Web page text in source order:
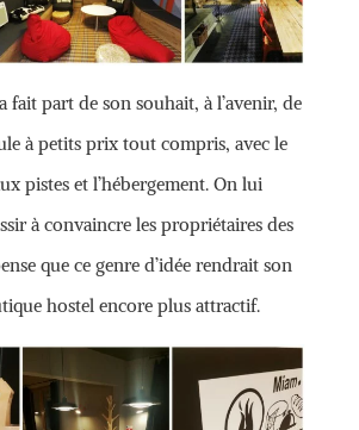
fait part de son souhait, à l’avenir, de
à petits prix tout compris, avec le
pistes et l’hébergement. On lui
à convaincre les propriétaires des
que ce genre d’idée rendrait son
hostel encore plus attractif.